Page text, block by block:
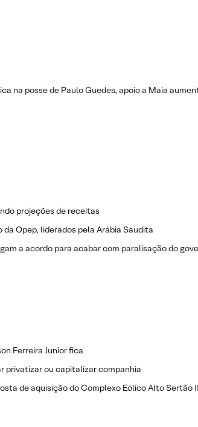
na posse de Paulo Guedes, apoio a Maia
projeções de receitas
Opep, liderados pela Arábia Saudita
a acordo para acabar com paralisação do
Ferreira Junior fica
privatizar ou capitalizar companhia
de aquisição do Complexo Eólico Alto Sertão